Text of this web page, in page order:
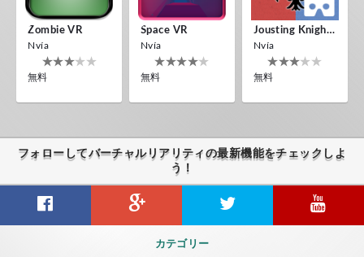
Zombie VR
Nvía
無料
Space VR
Nvía
無料
Jousting Knights VR
Nvía
無料
フォローしてバーチャルリアリティの最新機能をチェックしよ
う！
カテゴリー